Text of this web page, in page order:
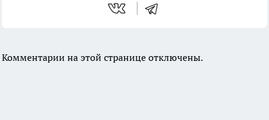
Комментарии на этой странице отключены.